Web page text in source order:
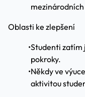
Oblasti ke zlepšení
•Studenti zatím
pokroky.
•Někdy ve
aktivitou